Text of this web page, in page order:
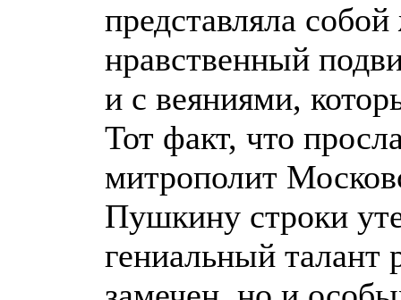
представляла
нравственный
и с веяниями,
Тот факт, что
митрополит
Пушкину строки
гениальный талант